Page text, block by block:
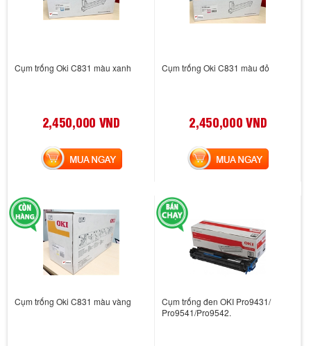
Cụm trống Oki C831 màu xanh
2,450,000 VND
MUA NGAY
Cụm trống Oki C831 màu đỏ
2,450,000 VND
MUA NGAY
Cụm trống Oki C831 màu vàng
Cụm trống đen OKI Pro9431/
Pro9541/Pro9542.